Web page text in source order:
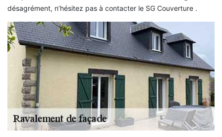
désagrément, n’hésitez pas à contacter le SG Couverture .